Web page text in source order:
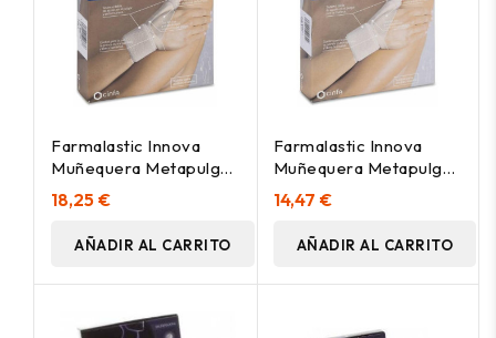
Farmalastic Innova
Muñequera Metapulgar
Grande/Extra-Grande,
1 Ud
18,25 €
AÑADIR AL CARRITO
Farmalastic Innova
Muñequera Metapulgar
Talla Pequeña/Mediana,
1 Ud
14,47 €
AÑADIR AL CARRITO